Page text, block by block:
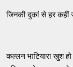
जिनकी दुकां से हर कहीं
कल्लन भाटियारा खुश